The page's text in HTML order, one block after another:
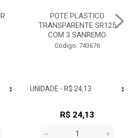
GARRAFA RED PLASTICO
1,6L SANREMO
Código: 743803
R$ 17,12